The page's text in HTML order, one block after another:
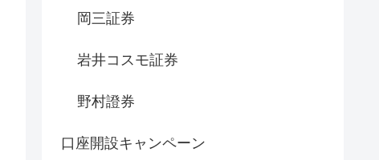
岡三証券
岩井コスモ証券
野村證券
口座開設キャンペーン